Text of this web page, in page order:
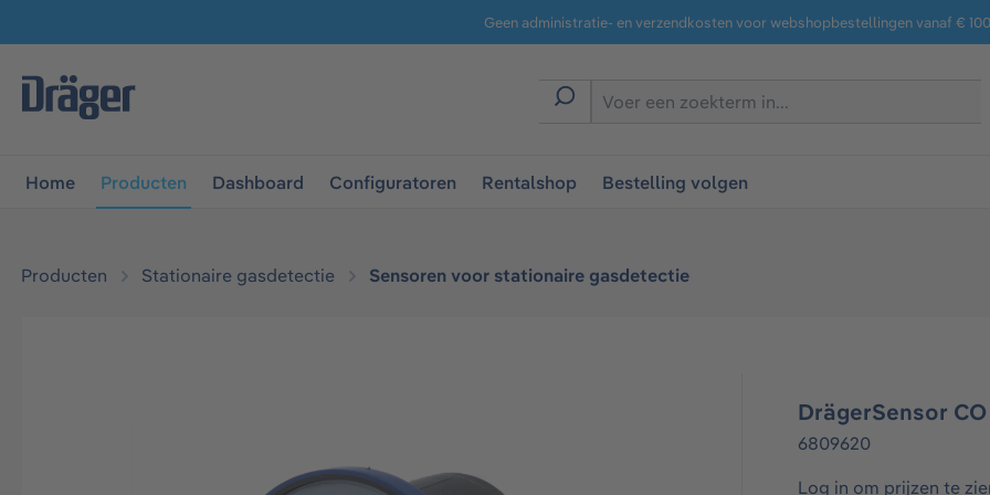
Ga naar navigatie B2B-platformGeen administratie- en verzendkosten voor webshopbestellingen vanaf €
Home Producten Dashboard Configuratoren Rentalshop Bestelling volgen
Producten Stationaire gasdetectie Sensoren voor stationaire gasdetectie
DrägerSensor CO
6809620
Log in om prijzen te